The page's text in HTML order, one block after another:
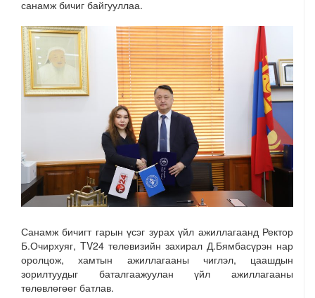
санамж бичиг байгууллаа.
Санамж бичигт гарын үсэг зурах үйл ажиллагаанд Ректор
Б.Очирхуяг, TV24 телевизийн захирал Д.Бямбасүрэн нар
оролцож, хамтын ажиллагааны чиглэл, цаашдын
зорилтуудыг баталгаажуулан үйл ажиллагааны
төлөвлөгөөг батлав.